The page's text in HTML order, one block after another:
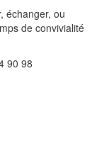
échanger, ou
de convivialité
90 98